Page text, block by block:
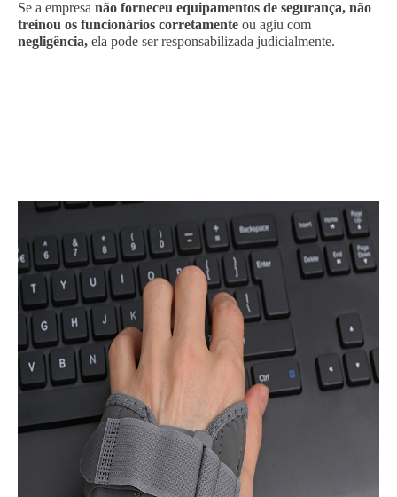
Se a empresa não forneceu equipamentos de segurança, não
treinou os funcionários corretamente ou agiu com
negligência, ela pode ser responsabilizada judicialmente.